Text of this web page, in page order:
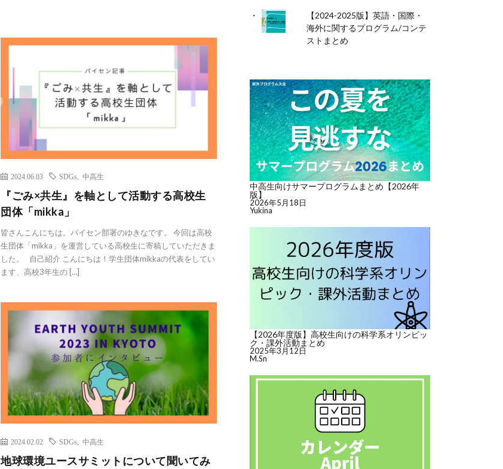
2024.06.03 SDGs ,中高生
『ごみ×共生』を軸として活動する高校生
団体「mikka」
皆さんこんにちは。パイセン部署のゆきなです。 今回は高校
生団体「mikka」を運営している高校生に寄稿していただきま
した。 自己紹介 こんにちは！学生団体mikkaの代表をしてい
ます、高校3年生の […]
2024.02.02 SDGs ,中高生
地球環境ユースサミットについて聞いてみ
【2024-2025版】英語・国際・
海外に関するプログラム/コンテ
ストまとめ
中高生向けサマープログラムまとめ【2026年
版】
2026年5月18日
Yukina
【2026年度版】高校生向けの科学系オリンピッ
ク・課外活動まとめ
2025年3月12日
M.Sn